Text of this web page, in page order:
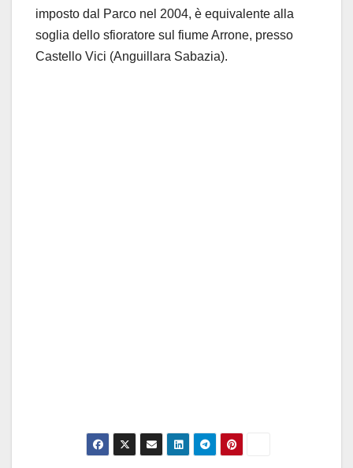
imposto dal Parco nel 2004, è equivalente alla
soglia dello sfioratore sul fiume Arrone, presso
Castello Vici (Anguillara Sabazia).